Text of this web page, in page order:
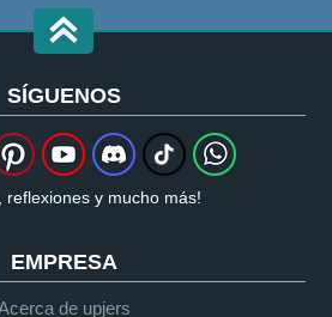
SÍGUENOS
reflexiones y mucho más!
EMPRESA
de upjers